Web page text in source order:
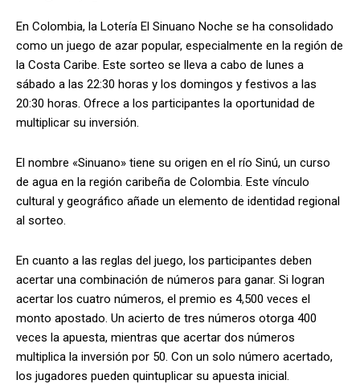
En Colombia, la Lotería El Sinuano Noche se ha consolidado
como un juego de azar popular, especialmente en la región de
la Costa Caribe. Este sorteo se lleva a cabo de lunes a
sábado a las 22:30 horas y los domingos y festivos a las
20:30 horas. Ofrece a los participantes la oportunidad de
multiplicar su inversión.
El nombre «Sinuano» tiene su origen en el río Sinú, un curso
de agua en la región caribeña de Colombia. Este vínculo
cultural y geográfico añade un elemento de identidad regional
al sorteo.
En cuanto a las reglas del juego, los participantes deben
acertar una combinación de números para ganar. Si logran
acertar los cuatro números, el premio es 4,500 veces el
monto apostado. Un acierto de tres números otorga 400
veces la apuesta, mientras que acertar dos números
multiplica la inversión por 50. Con un solo número acertado,
los jugadores pueden quintuplicar su apuesta inicial.